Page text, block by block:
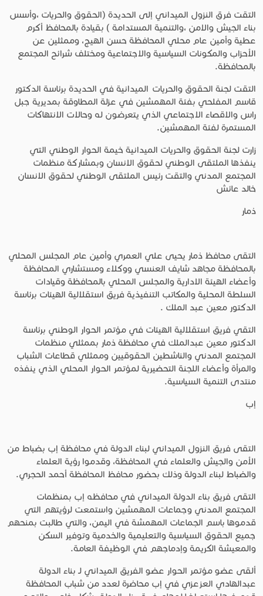
التقت فرق النزول الميداني إلى الحديدة (الحقوق والحريات ،وأسس
بناء الجيش والامن ،والتنمية المستدامة ) بقيادة بالمحافظ أكرم
عطية وأمين عام محلي المحافظة حسن الهيج، وممثلين عن
الأحزاب والمكونات السياسية والاجتماعية ومختلف شرائح المجتمع
بالمحافظة.
التقت لجنة الحقوق والحريات الميدانية في الحديدة برئاسة الدكتور
قاسم المفلحي بفئة المهمشين في عزلة المطاوقة بمديرية جبل
راس والاقصاء الاجتماعي الذي يتعرضون له وحالات الانتهاكات
المستمرة لفئة المهمشين.
زارت لجنة الحقوق والحريات الميدانية خيمة الحوار الوطني التي
ينفذها الملتقى الوطني لحقوق الانسان وبمشاركة منظمات
المجتمع المدني والتقت رئيس الملتقى الوطني لحقوق الانسان
خالد عائش
ذمار
التقى محافظ ذمار يحيى علي العمري وأمين عام المجلس المحلي
بالمحافظة مجاهد شايف العنسي ووكلاء ومستشاري المحافظة
وأعضاء الهيئة الادارية والمجلس المحلي بالمحافظة وقيادات
السلطة المحلية والمكاتب التنفيذية فريق استقلالية الهيئات برئاسة
الدكتور معين عبد الملك .
التقي فريق استقلالية الهيئات في مؤتمر الحوار الوطني برئاسة
الدكتور معين عبدالملك في محافظة ذمار بممثلي منظمات
المجتمع المدني والناشطين الحقوقيين وممثلي قطاعات الشباب
والمرأة وأعضاء اللجنة التحضيرية لمؤتمر الحوار المحلي الذي ينفذه
منتدى التنمية السياسية.
إب
التقى فريق النزول الميداني لبناء الدولة في محافظة إب بضباط من
الأمن والجيش والعلماء في المحافظة، وقدموا رؤية العلماء
والضباط لبناء الدولة وذلك بحضور محافظ المحافظة أحمد الحجري.
التقى فريق بناء الدولة الميداني في محافظه إب بمنظمات
المجتمع المدني وجماعات المهمشين واستمعت لرؤيتهم التي
قدموها باسم الجماعات المهمشة في اليمن، والتي طالبت بمنحهم
جميع الحقوق السياسية والتعليمية والخدمية وتوفير السكن
والمعيشة الكريمة وإدماجهم في الوظيفة العامة.
ألقى عضو مؤتمر الحوار عضو الفريق الميداني لـ بناء الدولة
عبدالهادي العزعزي في إب محاضرة لعدد من شباب المحافظة